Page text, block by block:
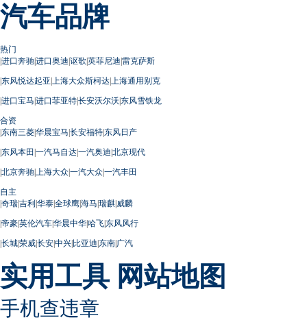
汽车品牌
热门
|进口奔驰|进口奥迪|讴歌|英菲尼迪|雷克萨斯
|东风悦达起亚| 上海大众斯柯达| 上海通用别克
|进口宝马|进口菲亚特|长安沃尔沃|东风雪铁龙
合资
|东南三菱|华晨宝马|长安福特|东风日产
|东风本田 |一汽马自达|一汽奥迪|北京现代
|北京奔驰| 上海大众|一汽大众|一汽丰田
自主
|奇瑞|吉利|华泰|全球鹰|海马|瑞麒|威麟
|帝豪|英伦汽车|华晨中华|哈飞|东风风行
|长城|荣威|长安|中兴|比亚迪|东南|广汽
实用工具 网站地图
手机查违章